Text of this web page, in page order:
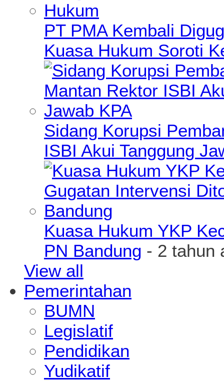
PT PMA Kembali
Kuasa Hukum Soroti
Sidang Korupsi
ISBI Akui Tanggung
Kuasa Hukum YKP
PN Bandung - 2 tahun
View all
Pemerintahan
BUMN
Legislatif
Pendidikan
Yudikatif